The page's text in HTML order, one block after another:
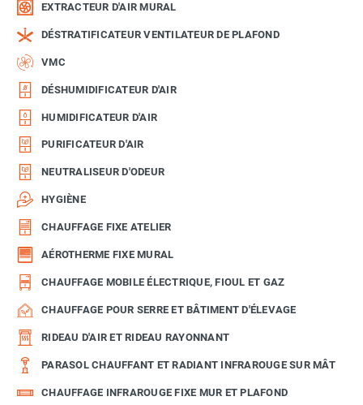
EXTRACTEUR D'AIR MURAL
DÉSTRATIFICATEUR VENTILATEUR DE PLAFOND
VMC
DÉSHUMIDIFICATEUR D'AIR
HUMIDIFICATEUR D'AIR
PURIFICATEUR D'AIR
NEUTRALISEUR D'ODEUR
HYGIÈNE
CHAUFFAGE FIXE ATELIER
AÉROTHERME FIXE MURAL
CHAUFFAGE MOBILE ÉLECTRIQUE, FIOUL ET GAZ
CHAUFFAGE POUR SERRE ET BÂTIMENT D'ÉLEVAGE
RIDEAU D'AIR ET RIDEAU RAYONNANT
PARASOL CHAUFFANT ET RADIANT INFRAROUGE SUR MÂT
CHAUFFAGE INFRAROUGE FIXE MUR ET PLAFOND